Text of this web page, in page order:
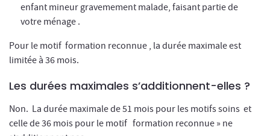
enfant mineur gravemement malade, faisant partie de
votre ménage .
Pour le motif formation reconnue , la durée maximale est
limitée à 36 mois.
Les durées maximales s’additionnent-elles ?
Non. La durée maximale de 51 mois pour les motifs soins et
celle de 36 mois pour le motif formation reconnue » ne